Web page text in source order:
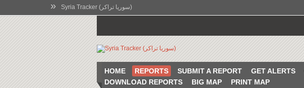
» Syria Tracker (سوريا تراكر)
HOME REPORTS SUBMIT A REPORT GET ALERTS
DOWNLOAD REPORTS
BIG MAP PRINT MAP